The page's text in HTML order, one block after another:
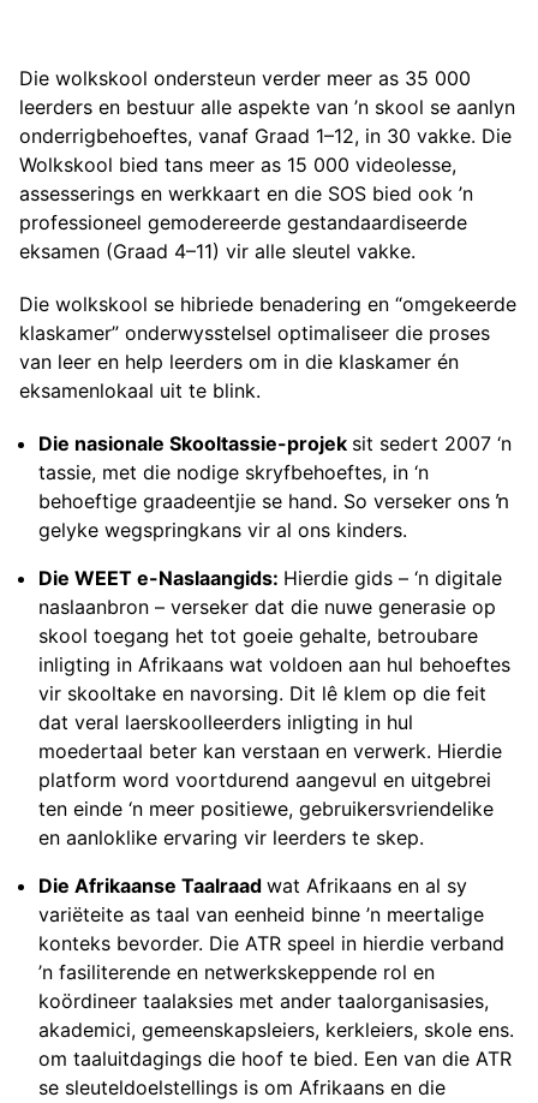
Die wolkskool ondersteun verder meer as 35 000
leerders en bestuur alle aspekte van ’n skool se aanlyn
onderrigbehoeftes, vanaf Graad 1–12, in 30 vakke. Die
Wolkskool bied tans meer as 15 000 videolesse,
assesserings en werkkaart en die SOS bied ook ’n
professioneel gemodereerde gestandaardiseerde
eksamen (Graad 4–11) vir alle sleutel vakke.
Die wolkskool se hibriede benadering en “omgekeerde
klaskamer” onderwysstelsel optimaliseer die proses
van leer en help leerders om in die klaskamer én
eksamenlokaal uit te blink.
Die nasionale Skooltassie-projek sit sedert 2007 ‘n
tassie, met die nodige skryfbehoeftes, in ‘n
behoeftige graadeentjie se hand. So verseker ons ŉ
gelyke wegspringkans vir al ons kinders.
Die WEET e-Naslaangids: Hierdie gids – ‘n digitale
naslaanbron – verseker dat die nuwe generasie op
skool toegang het tot goeie gehalte, betroubare
inligting in Afrikaans wat voldoen aan hul behoeftes
vir skooltake en navorsing. Dit lê klem op die feit
dat veral laerskoolleerders inligting in hul
moedertaal beter kan verstaan en verwerk. Hierdie
platform word voortdurend aangevul en uitgebrei
ten einde ‘n meer positiewe, gebruikersvriendelike
en aanloklike ervaring vir leerders te skep.
Die Afrikaanse Taalraad wat Afrikaans en al sy
variëteite as taal van eenheid binne ’n meertalige
konteks bevorder. Die ATR speel in hierdie verband
’n fasiliterende en netwerkskeppende rol en
koördineer taalaksies met ander taalorganisasies,
akademici, gemeenskapsleiers, kerkleiers, skole ens.
om taaluitdagings die hoof te bied. Een van die ATR
se sleuteldoelstellings is om Afrikaans en die